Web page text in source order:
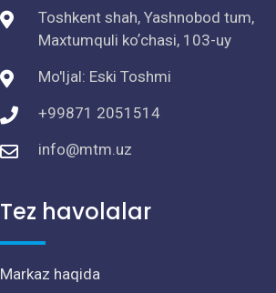
Toshkent shah, Yashnobod tum,
Maxtumquli koʼchasi, 103-uy
Mo'ljal: Eski Toshmi
+99871 2051514
info@mtm.uz
Tez havolalar
Markaz haqida